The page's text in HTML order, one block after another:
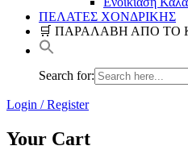
ΠΕΛΑΤΕΣ ΧΟΝΔΡΙΚΗΣ
🛒 ΠΑΡΑΛΑΒΗ ΑΠΟ ΤΟ
Search for:
Login / Register
Your Cart